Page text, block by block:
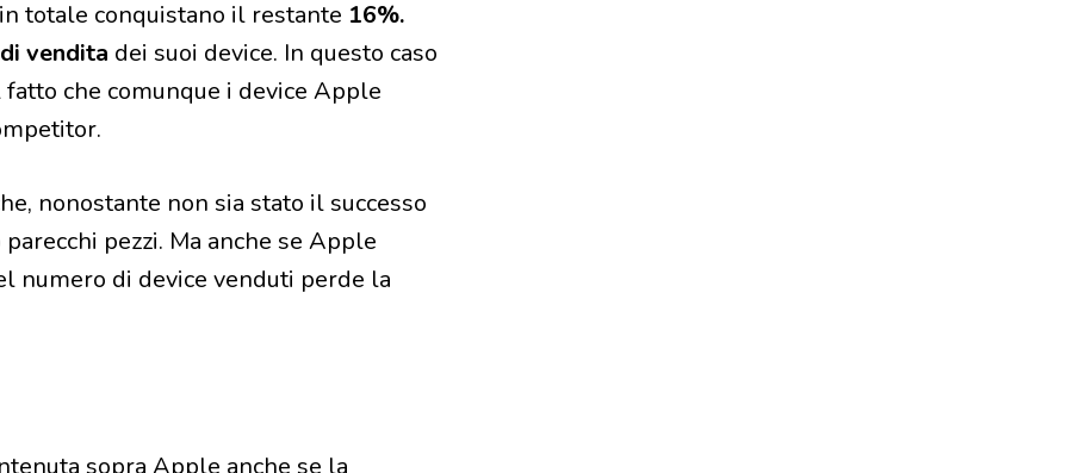
totale conquistano il restante 16%.
vendita dei suoi device. In questo caso
che comunque i device Apple
nonostante non sia stato il successo
pezzi. Ma anche se Apple
numero di device venduti perde la
sopra Apple anche se la